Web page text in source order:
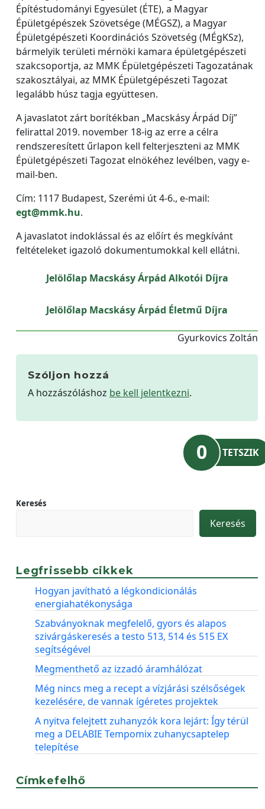
Építéstudományi Egyesület (ÉTE), a Magyar
Épületgépészek Szövetsége (MÉGSZ), a Magyar
Épületgépészeti Koordinációs Szövetség (MÉgKSz),
bármelyik területi mérnöki kamara épületgépészeti
szakcsoportja, az MMK Épületgépészeti Tagozatának
szakosztályai, az MMK Épületgépészeti Tagozat
legalább húsz tagja együttesen.
A javaslatot zárt borítékban „Macskásy Árpád Díj”
felirattal 2019. november 18-ig az erre a célra
rendszeresített űrlapon kell felterjeszteni az MMK
Épületgépészeti Tagozat elnökéhez levélben, vagy e-
mail-ben.
Cím: 1117 Budapest, Szerémi út 4-6., e-mail:
egt@mmk.hu.
A javaslatot indoklással és az előírt és megkívánt
feltételeket igazoló dokumentumokkal kell ellátni.
Jelölőlap Macskásy Árpád Alkotói Díjra
Jelölőlap Macskásy Árpád Életmű Díjra
Gyurkovics Zoltán
Szóljon hozzá
A hozzászóláshoz be kell jelentkezni.
0 TETSZIK
Keresés
Keresés
Legfrissebb cikkek
Hogyan javítható a légkondicionálás
energiahatékonysága
Szabványoknak megfelelő, gyors és alapos
szivárgáskeresés a testo 513, 514 és 515 EX
segítségével
Megmenthető az izzadó áramhálózat
Még nincs meg a recept a vízjárási szélsőségek
kezelésére, de vannak ígéretes projektek
A nyitva felejtett zuhanyzók kora lejárt: Így térül
meg a DELABIE Tempomix zuhanycsaptelep
telepítése
Címkefelhő